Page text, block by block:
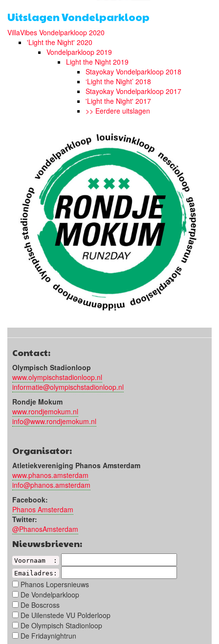
Uitslagen Vondelparkloop
VillaVibes Vondelparkloop 2020
'Light the Night' 2020
Vondelparkloop 2019
Light the Night 2019
Stayokay Vondelparkloop 2018
‘Light the Night’ 2018
Stayokay Vondelparkloop 2017
'Light the Night' 2017
>> Eerdere uitslagen
Contact:
Olympisch Stadionloop
www.olympischstadionloop.nl
informatie@olympischstadionloop.nl
Rondje Mokum
www.rondjemokum.nl
info@www.rondjemokum.nl
Organisator:
Atletiekvereniging Phanos Amsterdam
www.phanos.amsterdam
info@phanos.amsterdam
Facebook:
Phanos Amsterdam
Twitter:
@PhanosAmsterdam
Nieuwsbrieven:
Voornaam :
Emailadres:
Phanos Lopersnieuws
De Vondelparkloop
De Boscross
De Uilenstede VU Polderloop
De Olympisch Stadionloop
De Fridaynightrun